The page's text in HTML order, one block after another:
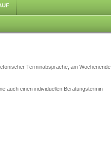
Terminabsprache, am Wochenende
auch einen individuellen Beratungstermin